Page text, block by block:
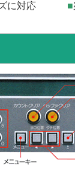
イズに対応 ■